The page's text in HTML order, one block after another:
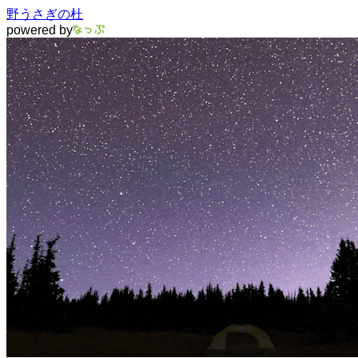
野うさぎの杜
powered by